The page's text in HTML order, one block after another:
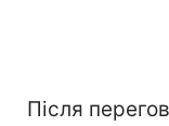
Після